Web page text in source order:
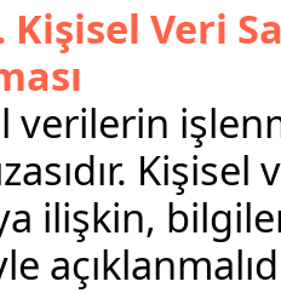
Kişisel Veri
verilerin
ilişkin,